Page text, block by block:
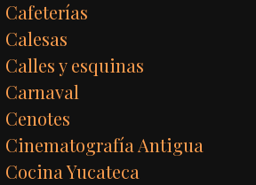
Cafeterías
Calesas
Calles y esquinas
Carnaval
Cenotes
Cinematografía Antigua
Cocina Yucateca